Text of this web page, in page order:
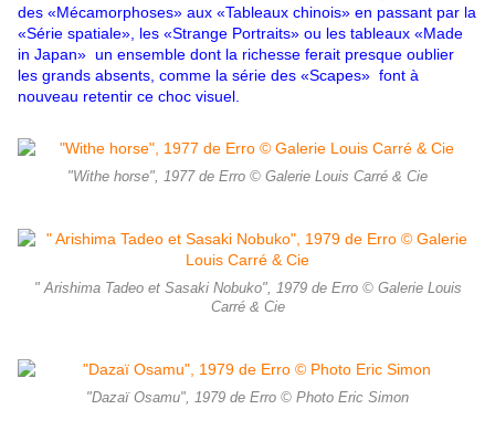
des «Mécamorphoses» aux «Tableaux chinois» en passant par la
«Série spatiale», les «Strange Portraits» ou les tableaux «Made
in Japan» un ensemble dont la richesse ferait presque oublier
les grands absents, comme la série des «Scapes» font à
nouveau retentir ce choc visuel.
"Withe horse", 1977 de Erro © Galerie Louis Carré & Cie
" Arishima Tadeo et Sasaki Nobuko", 1979 de Erro © Galerie Louis
Carré & Cie
"Dazaï Osamu", 1979 de Erro © Photo Eric Simon